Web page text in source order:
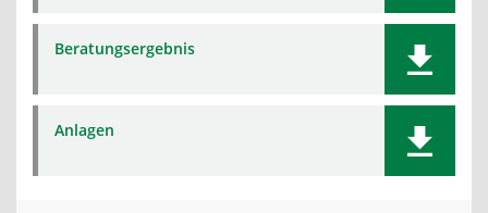
Beratungsergebnis
Anlagen